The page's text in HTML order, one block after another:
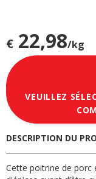
€ 22,98/kg
VEUILLEZ
DESCRIPTION DU
Cette poitrine de porc